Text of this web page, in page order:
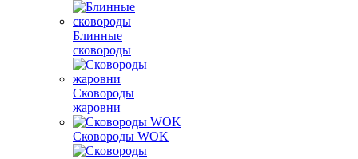
Блинные
сковороды
Сковороды
жаровни
Сковороды WOK